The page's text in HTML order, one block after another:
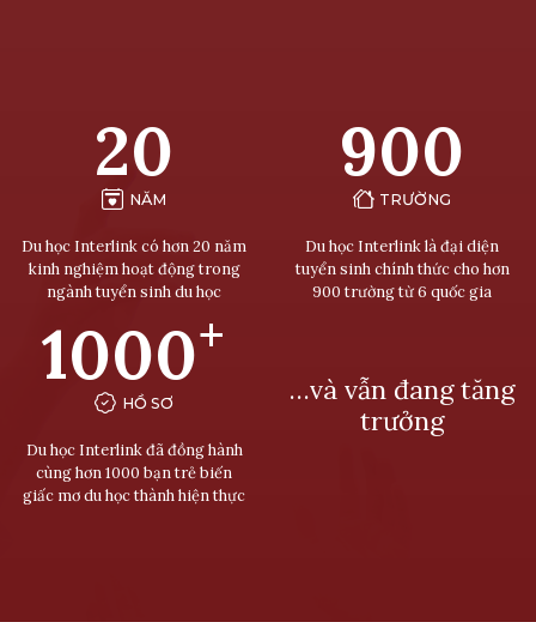
20
NĂM
Du học Interlink có hơn 20 năm
kinh nghiệm hoạt động trong
ngành tuyển sinh du học
900
TRƯỜNG
Du học Interlink là đại diện
tuyển sinh chính thức cho hơn
900 trường từ 6 quốc gia
1000+
HỒ SƠ
Du học Interlink đã đồng hành
cùng hơn 1000 bạn trẻ biến
giấc mơ du học thành hiện thực
…và vẫn đang tăng
trưởng